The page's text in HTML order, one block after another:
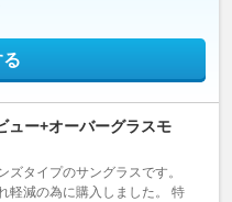
ュー+オーバーグラスモ
ズタイプのサングラスです。
軽減の為に購入しました。 特